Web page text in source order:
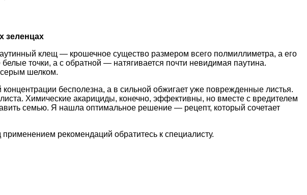
зеленцах
клещ — крошечное существо размером всего полмиллиметра, а его
точки, а с обратной — натягивается почти невидимая паутина.
серым шелком.
бесполезна, а в сильной обжигает уже поврежденные листья.
Химические акарициды, конечно, эффективны, но вместе с вредителем
семью. Я нашла оптимальное решение — рецепт, который сочетает
рекомендаций обратитесь к специалисту.